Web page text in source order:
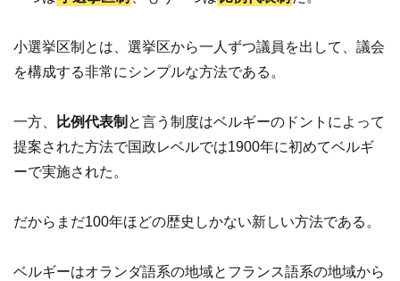
小選挙区制とは、選挙区から一人ずつ議員を出して、議会
を構成する非常にシンプルな方法である。
一方、 比例代表制 と言う制度はベルギーのドントによって
提案された方法で国政レベルでは1900年に初めてベルギ
ーで実施された。
だからまだ100年ほどの歴史しかない新しい方法である。
ベルギーはオランダ語系の地域とフランス語系の地域から